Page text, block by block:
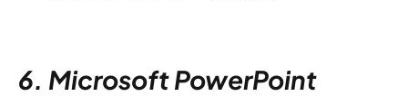
6. Microsoft PowerPoint